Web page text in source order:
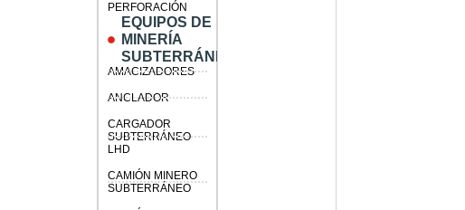
PERFORACIÓN
EQUIPOS DE
MINERÍA
SUBTERRÁNEA
AMACIZADORES
ANCLADOR
CARGADOR
SUBTERRÁNEO
LHD
CAMIÓN MINERO
SUBTERRÁNEO